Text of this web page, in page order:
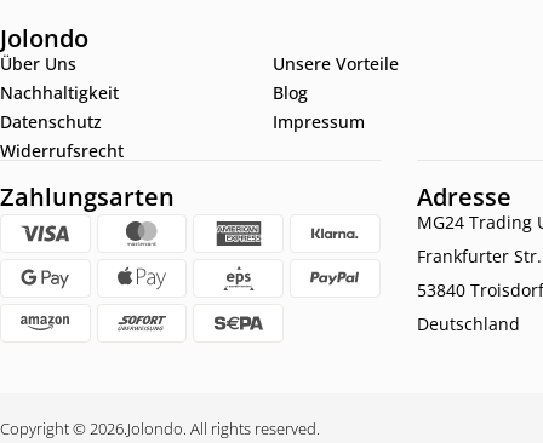
Jolondo
Über Uns
Unsere Vorteile
Nachhaltigkeit
Blog
Datenschutz
Impressum
Widerrufsrecht
Zahlungsarten Adresse
MG24 Trading
Frankfurter
53840 Troisdorf
Deutschland
Copyright © 2026.Jolondo. All rights reserved.